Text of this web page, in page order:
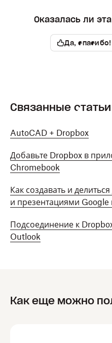
Оказалась ли
Да, спасибо!
Связанные статьи
AutoCAD + Dropbox
Добавьте Dropbox в
Chromebook
Как создавать и
и презентациями Google
Подсоединение к
Outlook
Как еще можно